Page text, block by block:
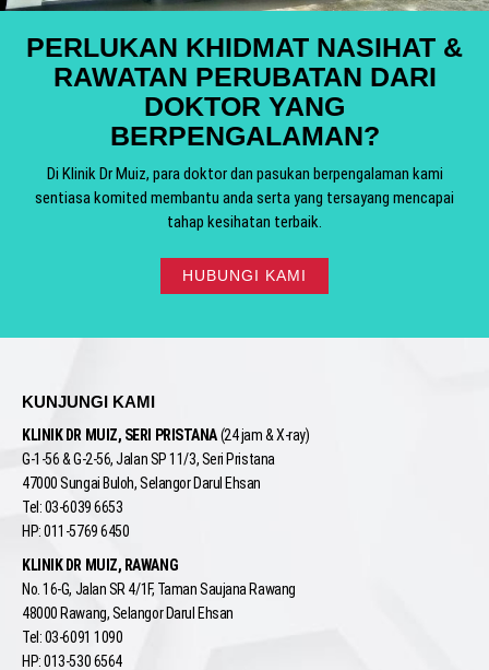
PERLUKAN KHIDMAT NASIHAT &
RAWATAN PERUBATAN DARI
DOKTOR YANG
BERPENGALAMAN?
Di Klinik Dr Muiz, para doktor dan pasukan berpengalaman kami
sentiasa komited membantu anda serta yang tersayang mencapai
tahap kesihatan terbaik.
HUBUNGI KAMI
KUNJUNGI KAMI
KLINIK DR MUIZ, SERI PRISTANA(24 jam & X-ray)
G-1-56 & G-2-56, Jalan SP 11/3, Seri Pristana
47000 Sungai Buloh, Selangor Darul Ehsan
Tel: 03-6039 6653
HP: 011-5769 6450
KLINIK DR MUIZ, RAWANG
No. 16-G, Jalan SR 4/1F, Taman Saujana Rawang
48000 Rawang, Selangor Darul Ehsan
Tel: 03-6091 1090
HP: 013-530 6564